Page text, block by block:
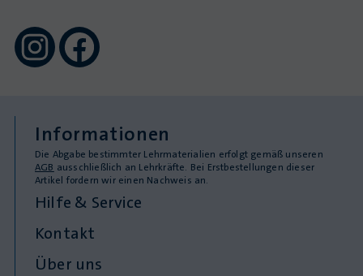
Informationen
Die Abgabe bestimmter Lehrmaterialien erfolgt gemäß unseren
AGB ausschließlich an Lehrkräfte. Bei Erstbestellungen dieser
Artikel fordern wir einen Nachweis an.
Hilfe & Service
Kontakt
Über uns